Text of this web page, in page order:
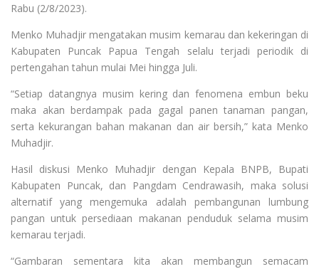
Rabu (2/8/2023).
Menko Muhadjir mengatakan musim kemarau dan kekeringan di
Kabupaten Puncak Papua Tengah selalu terjadi periodik di
pertengahan tahun mulai Mei hingga Juli.
“Setiap datangnya musim kering dan fenomena embun beku
maka akan berdampak pada gagal panen tanaman pangan,
serta kekurangan bahan makanan dan air bersih,” kata Menko
Muhadjir.
Hasil diskusi Menko Muhadjir dengan Kepala BNPB, Bupati
Kabupaten Puncak, dan Pangdam Cendrawasih, maka solusi
alternatif yang mengemuka adalah pembangunan lumbung
pangan untuk persediaan makanan penduduk selama musim
kemarau terjadi.
“Gambaran sementara kita akan membangun semacam